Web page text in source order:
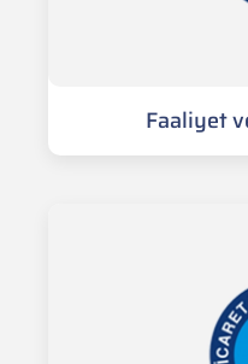
Faaliyet